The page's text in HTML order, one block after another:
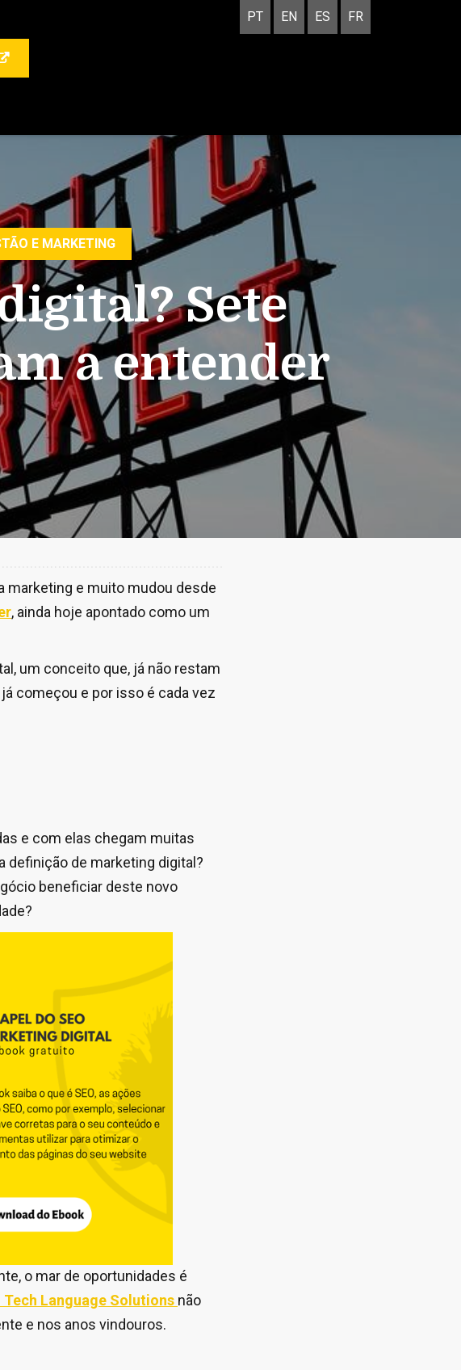
PT EN ES FR
E MARKETING
Sete
a entender
marketing e muito mudou desde
, ainda hoje apontado como um
um conceito que, já não restam
começou e por isso é cada vez
e com elas chegam muitas
definição de marketing digital?
beneficiar deste novo
o mar de oportunidades é
Tech Language Solutions não
e nos anos vindouros.